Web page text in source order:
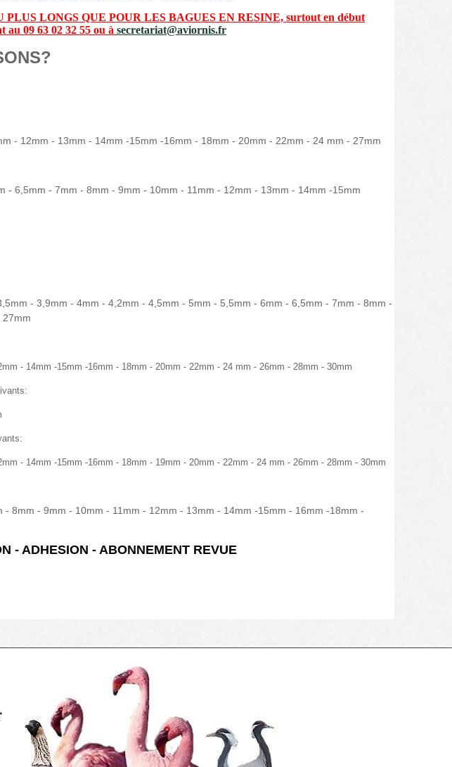
LONGS QUE POUR LES BAGUES EN RESINE, surtout en début
au 09 63 02 32 55 ou à secretariat@aviornis.fr
- 12mm - 13mm - 14mm -15mm -16mm - 18mm - 20mm - 22mm - 24 mm - 27mm
6,5mm - 7mm - 8mm - 9mm - 10mm - 11mm - 12mm - 13mm - 14mm -15mm
- 3,9mm - 4mm - 4,2mm - 4,5mm - 5mm - 5,5mm - 6mm - 6,5mm - 7mm - 8mm -
- 14mm -15mm -16mm - 18mm - 20mm - 22mm - 24 mm - 26mm - 28mm - 30mm
- 14mm -15mm -16mm - 18mm - 19mm - 20mm - 22mm - 24 mm - 26mm - 28mm - 30mm
8mm - 9mm - 10mm - 11mm - 12mm - 13mm - 14mm -15mm - 16mm -18mm -
- ADHESION - ABONNEMENT REVUE